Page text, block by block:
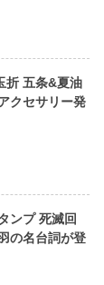
折 五条&夏油
クセサリー発
ンプ 死滅回
の名台詞が登